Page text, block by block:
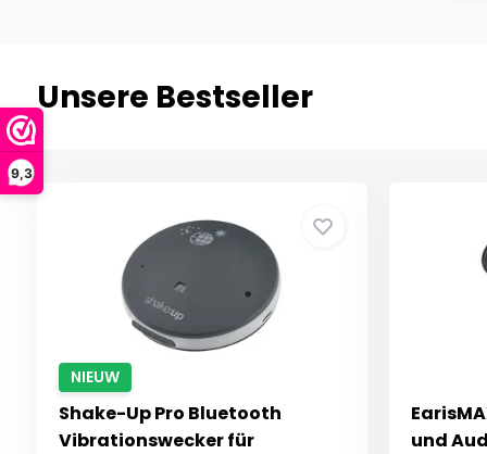
9,3
Unsere Bestseller
NIEUW
Shake-Up Pro Bluetooth
Vibrationswecker für
und